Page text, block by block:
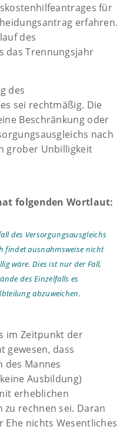
für
erfahren.
des
das Trennungsjahr
des
sei rechtmäßig. Die
Beschränkung oder
nach
grober Unbilligkeit
folgenden Wortlaut:
des Versorgungsausgleichs
findet ausnahmsweise nicht
wäre. Dies ist nur der Fall,
des Einzelfalls es
abzuweichen.
im Zeitpunkt der
gewesen, dass
Mannes
Ausbildung)
erheblichen
rechnen sei. Daran
Ehe nichts Wesentliches